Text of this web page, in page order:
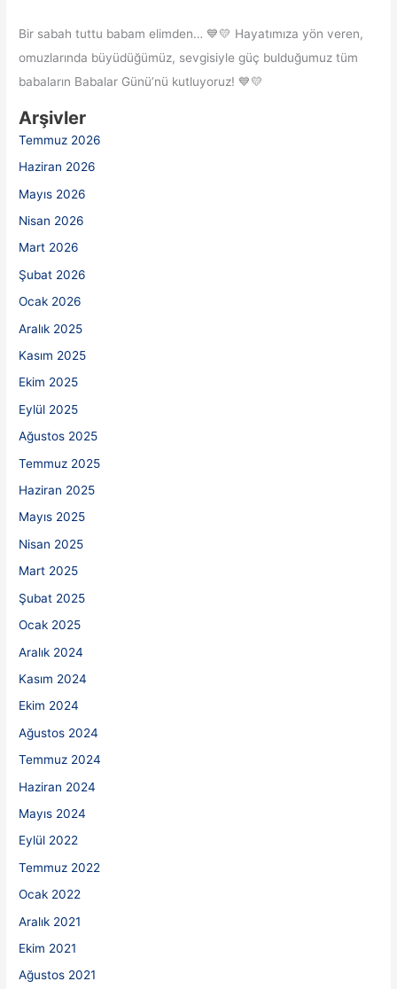
Bir sabah tuttu babam elimden… 💙💛 Hayatımıza yön veren,
omuzlarında büyüdüğümüz, sevgisiyle güç bulduğumuz tüm
babaların Babalar Günü’nü kutluyoruz! 💙💛
Arşivler
Temmuz 2026
Haziran 2026
Mayıs 2026
Nisan 2026
Mart 2026
Şubat 2026
Ocak 2026
Aralık 2025
Kasım 2025
Ekim 2025
Eylül 2025
Ağustos 2025
Temmuz 2025
Haziran 2025
Mayıs 2025
Nisan 2025
Mart 2025
Şubat 2025
Ocak 2025
Aralık 2024
Kasım 2024
Ekim 2024
Ağustos 2024
Temmuz 2024
Haziran 2024
Mayıs 2024
Eylül 2022
Temmuz 2022
Ocak 2022
Aralık 2021
Ekim 2021
Ağustos 2021